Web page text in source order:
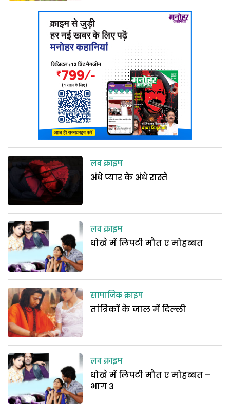
लव क्राइम
अंधे प्यार के अंधे रास्ते
लव क्राइम
धोखे में लिपटी मौत ए मोहब्बत
सामाजिक क्राइम
तांत्रिकों के जाल में दिल्ली
लव क्राइम
धोखे में लिपटी मौत ए मोहब्बत –
भाग 3